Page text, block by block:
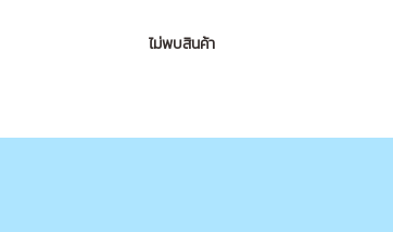
ไม่พบสินค้า